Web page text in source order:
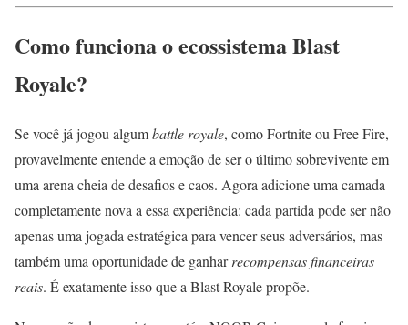
Como funciona o ecossistema Blast
Royale?
Se você já jogou algumbattle royale, como Fortnite ou Free Fire,
provavelmente entende a emoção de ser o último sobrevivente em
uma arena cheia de desafios e caos. Agora adicione uma camada
completamente nova a essa experiência: cada partida pode ser não
apenas uma jogada estratégica para vencer seus adversários, mas
também uma oportunidade de ganharrecompensas financeiras
reais. É exatamente isso que a Blast Royale propõe.